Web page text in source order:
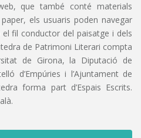
que també conté materials
els usuaris poden navegar
fil conductor del paisatge i dels
de Patrimoni Literari compta
de Girona, la Diputació de
d’Empúries i l’Ajuntament de
forma part d’Espais Escrits.